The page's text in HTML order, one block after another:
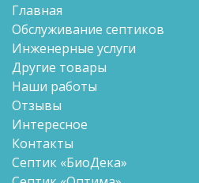
Главная
Обслуживание септиков
Инженерные услуги
Другие товары
Наши работы
Отзывы
Интересное
Контакты
Септик «БиоДека»